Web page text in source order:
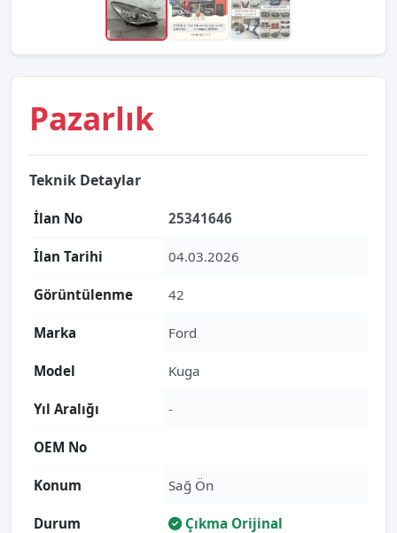
Pazarlık
Teknik Detaylar
İlan No 25341646
İlan Tarihi 04.03.2026
Görüntülenme 42
Marka Ford
Model Kuga
Yıl Aralığı -
OEM No
Konum Sağ Ön
Durum Çıkma Orijinal